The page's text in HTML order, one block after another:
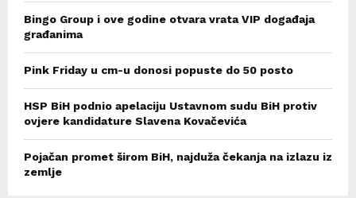
Bingo Group i ove godine otvara vrata VIP događaja
građanima
Pink Friday u cm-u donosi popuste do 50 posto
HSP BiH podnio apelaciju Ustavnom sudu BiH protiv
ovjere kandidature Slavena Kovačevića
Pojačan promet širom BiH, najduža čekanja na izlazu iz
zemlje